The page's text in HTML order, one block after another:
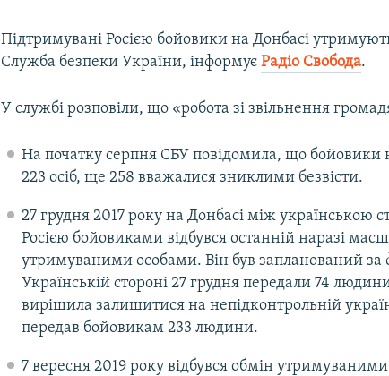
Підтримувані Росією бойовики на Донбасі
Служба безпеки України, інформуєРадіо Свобода.
У службі розповіли, що «робота зі звільнення
На початку серпня СБУ повідомила, що бойовики
223 осіб, ще 258 вважалися зниклими безвісти.
27 грудня 2017 року на Донбасі між українською
Росією бойовиками відбувся останній наразі
утримуваними особами. Він був запланований
Українській стороні 27 грудня передали 74
вирішила залишитися на непідконтрольній
передав бойовикам 233 людини.
7 вересня 2019 року відбувся обмін